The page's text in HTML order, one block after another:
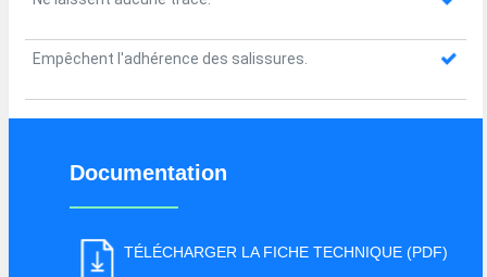
Empêchent l'adhérence des salissures.
Documentation
TÉLÉCHARGER LA FICHE TECHNIQUE (PDF)